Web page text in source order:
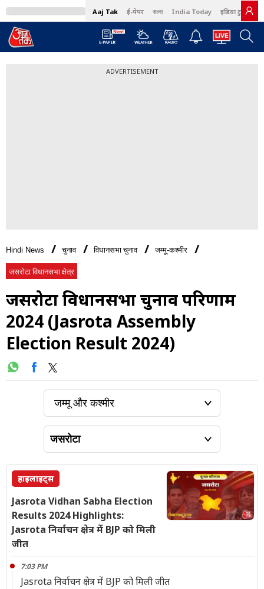
Aaj Tak ई-पेपर বাংলা India Today इंडिया टुडे हिंदी
ADVERTISEMENT
Hindi News चुनाव विधानसभा चुनाव जम्मू-कश्मीर
जसरोटा विधानसभा क्षेत्र
जसरोटा विधानसभा चुनाव परिणाम
2024 (Jasrota Assembly
Election Result 2024)
हाइलाइट्स
Jasrota Vidhan Sabha Election
Results 2024 Highlights:
Jasrota निर्वाचन क्षेत्र में BJP को मिली
जीत
7:03 PM
Jasrota निर्वाचन क्षेत्र में BJP को मिली जीत